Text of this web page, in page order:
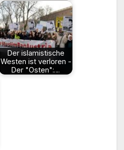
Der islamistische
Westen ist verloren -
Der "Osten":…